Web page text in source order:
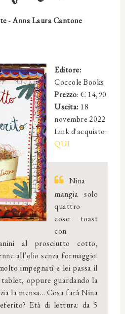
- Anna Laura Cantone
Editore:
Coccole Books
Prezzo: € 14,90
Uscita: 18
novembre 2022
Link d'acquisto:
QUI
Nina
mangia solo
quattro
cose: toast
con
al prosciutto cotto,
all’olio senza formaggio.
impegnati e lei passa il
oppure guardando la
la mensa... Cosa farà Nina
Età di lettura: da 5